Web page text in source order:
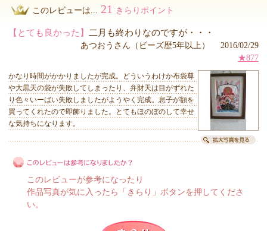
このレビューは... 21 きらりポイント
【とても良かった】 二月も終わりなのですが・・・
あつおうさん（ビーズ歴5年以上） 2016/02/29
★877
かなり時間がかかりましたが完成。どういうわけか布袋尊
や大黒天の袋が失敗してしまったり、弁財天は目がずれた
り色々いーばい失敗しましたがようやく完成。息子が額を
買ってくれたので即飾りました。とてもほのぼのして幸せ
な気持ちになります。
このレビューが参考になったり
作品写真が気に入ったら「きらり」ボタンを押してくださ
い。